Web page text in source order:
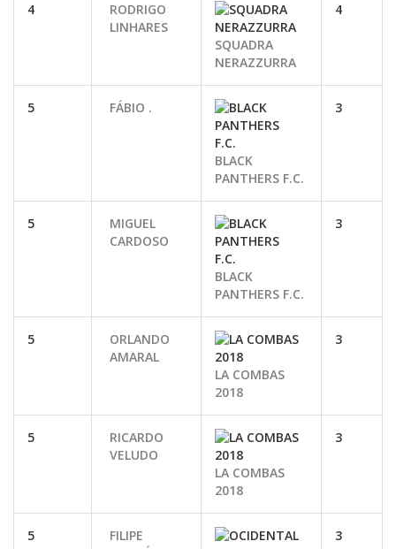
4
RODRIGO
LINHARES
SQUADRA
NERAZZURRA
4
5 FÁBIO .
BLACK
PANTHERS F.C.
3
5
MIGUEL
CARDOSO
BLACK
PANTHERS F.C.
3
5
ORLANDO
AMARAL
LA COMBAS
2018
3
5
RICARDO
VELUDO
LA COMBAS
2018
3
5
FILIPE
3